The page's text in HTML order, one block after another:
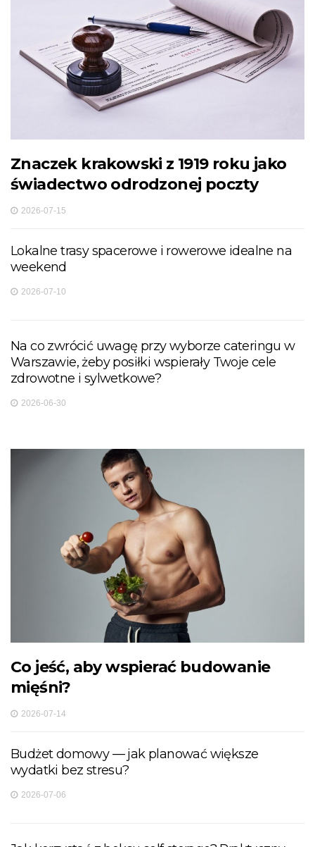
Znaczek krakowski z 1919 roku jako
świadectwo odrodzonej poczty
2026-07-15
Lokalne trasy spacerowe i rowerowe idealne na
weekend
2026-07-10
Na co zwrócić uwagę przy wyborze cateringu w
Warszawie, żeby posiłki wspierały Twoje cele
zdrowotne i sylwetkowe?
2026-06-30
Co jeść, aby wspierać budowanie
mięśni?
2026-07-14
Budżet domowy — jak planować większe
wydatki bez stresu?
2026-07-06